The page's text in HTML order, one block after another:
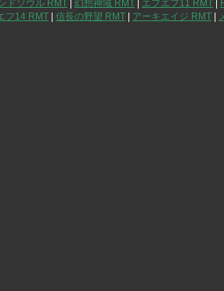
ドソウル RMT 幻想神域 RMT エフエフ11 RMT
フ14 RMT
信長の野望 RMT アーキエイジ RMT